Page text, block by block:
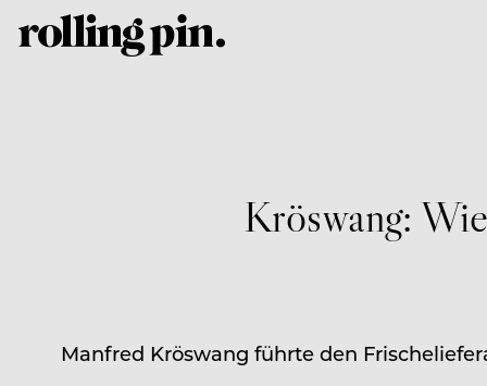
Kröswang:
Manfred Kröswang führte den